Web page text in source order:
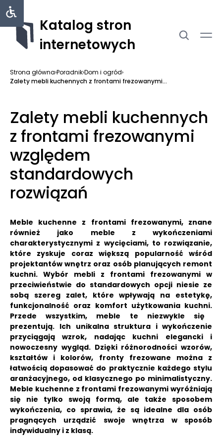
Katalog stron
internetowych
Strona główna›Poradnik›Dom i ogród›
Zalety mebli kuchennych z frontami frezowanymi...
Zalety mebli kuchennych
z frontami frezowanymi
względem
standardowych
rozwiązań
Meble kuchenne z frontami frezowanymi, znane
również jako meble z wykończeniami
charakterystycznymi z wycięciami, to rozwiązanie,
które zyskuje coraz większą popularność wśród
projektantów wnętrz oraz osób planujących remont
kuchni. Wybór mebli z frontami frezowanymi w
przeciwieństwie do standardowych opcji niesie ze
sobą szereg zalet, które wpływają na estetykę,
funkcjonalność oraz komfort użytkowania kuchni.
Przede wszystkim, meble te niezwykle się
prezentują. Ich unikalna struktura i wykończenie
przyciągają wzrok, nadając kuchni elegancki i
nowoczesny wygląd. Dzięki różnorodności wzorów,
kształtów i kolorów, fronty frezowane można z
łatwością dopasować do praktycznie każdego stylu
aranżacyjnego, od klasycznego po minimalistyczny.
Meble kuchenne z frontami frezowanymi wyróżniają
się nie tylko swoją formą, ale także sposobem
wykończenia, co sprawia, że są idealne dla osób
pragnących urządzić swoje wnętrza w sposób
indywidualny i z klasą.